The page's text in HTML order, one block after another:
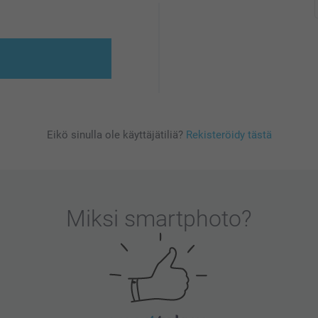
Eikö sinulla ole käyttäjätiliä? Rekisteröidy tästä
Miksi smartphoto?